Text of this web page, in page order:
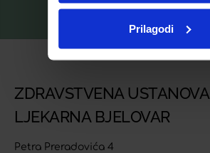
Prilagodi
ZDRAVSTVENA USTANOVA
LJEKARNA BJELOVAR
Petra Preradovića 4